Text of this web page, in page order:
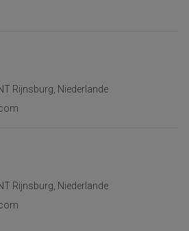
Rijnsburg, Niederlande
Rijnsburg, Niederlande